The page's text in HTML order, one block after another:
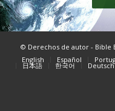
© Derechos de autor - Bible
English
Español
日本語 한국어 Deutsch